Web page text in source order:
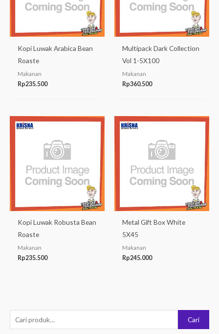
e
Cari
Kopi Luwak Arabica Bean
Roaste
Makanan
Rp235.500
Multipack Dark Collection
Vol 1-5X100
Makanan
Rp360.500
Kopi Luwak Robusta Bean
Roaste
Makanan
Rp235.500
Metal Gift Box White
5X45
Makanan
Rp245.000